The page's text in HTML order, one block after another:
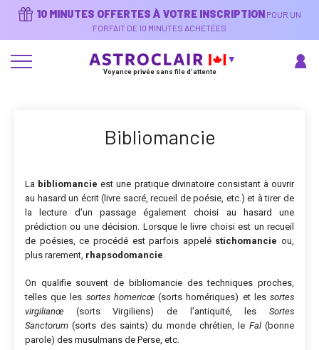
10 MINUTES OFFERTES À VOTRE INSCRIPTION POUR UN
FORFAIT DE 10 MINUTES ACHETÉES
Voyance privée sans file d'attente
Bibliomancie
La bibliomancie est une pratique divinatoire consistant à ouvrir
au hasard un écrit (livre sacré, recueil de poésie, etc.) et à tirer de
la lecture d’un passage également choisi au hasard une
prédiction ou une décision. Lorsque le livre choisi est un recueil
de poésies, ce procédé est parfois appelé stichomancie ou,
plus rarement, rhapsodomancie
On qualifie souvent de bibliomancie des techniques proches,
telles que les sortes homericœ(sorts homériques) et lessortes
virgilianœ (sorts Virgiliens) de l’antiquité, les Sortes
Sanctorum (sorts des saints) du monde chrétien, le Fal(bonne
parole) des musulmans de Perse, etc.